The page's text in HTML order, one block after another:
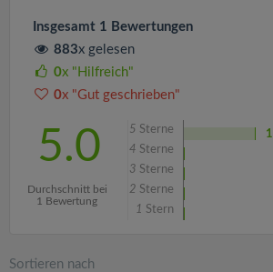
Insgesamt 1 Bewertungen
883x gelesen
0x "Hilfreich"
0x "Gut geschrieben"
5.0
Durchschnitt bei
1 Bewertung
5 Sterne
1
4 Sterne
3 Sterne
2 Sterne
1 Stern
Sortieren nach
t
i